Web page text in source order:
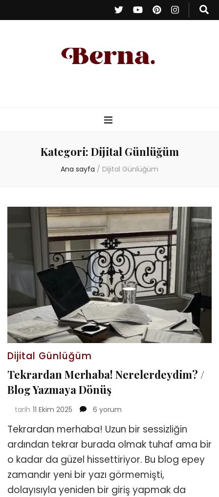
– Kişisel Blog
Kategori: Dijital Günlüğüm
Ana sayfa / Dijital Günlüğüm
Dijital Günlüğüm
Tekrardan Merhaba! Nerelerdeydim? /
Blog Yazmaya Dönüş
tarih 11 Ekim 2025
Tekrardan
Nerelerdeydim?
Blog
Yazmaya
Dönüş
için
6 yorum
Tekrardan merhaba! Uzun bir sessizliğin
ardından tekrar burada olmak tuhaf ama bir
o kadar da güzel hissettiriyor. Bu blog epey
zamandır yeni bir yazı görmemişti,
dolayısıyla yeniden bir giriş yapmak da